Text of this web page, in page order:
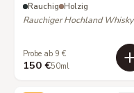
Rauchig Holzig
Rauchiger Hochland Whisky
Probe ab 9 €
150 €50ml